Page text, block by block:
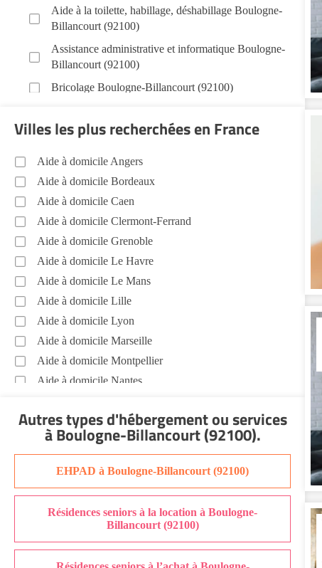
Aide à la toilette, habillage, déshabillage Boulogne-
Billancourt (92100)
Assistance administrative et informatique Boulogne-
Billancourt (92100)
Bricolage Boulogne-Billancourt (92100)
Jardinage Boulogne-Billancourt (92100)
Aide aux courses Boulogne-Billancourt (92100)
Entretien du cadre de vie, ménage, repassage,
gestion du linge Boulogne-Billancourt (92100)
Portage de repas Boulogne-Billancourt (92100)
Sorties (promenades, rendez-vous médicaux...)
Boulogne-Billancourt (92100)
Promenade animaux de compagnie Boulogne-
Billancourt (92100)
Soins esthétiques Boulogne-Billancourt (92100)
Voir toutes les aides à domicile à Boulogne-Billancourt
(92100)
Villes les plus recherchées en France
Aide à domicile Angers
Aide à domicile Bordeaux
Aide à domicile Caen
Aide à domicile Clermont-Ferrand
Aide à domicile Grenoble
Aide à domicile Le Havre
Aide à domicile Le Mans
Aide à domicile Lille
Aide à domicile Lyon
Aide à domicile Marseille
Aide à domicile Montpellier
Aide à domicile Nantes
Aide à domicile Nîmes
Aide à domicile Orléans
Aide à domicile Perpignan
Aide à domicile Rennes
Aide à domicile Saint-Etienne
Aide à domicile Toulouse
Recherche par ville
Autres types d'hébergement ou services
à Boulogne-Billancourt (92100).
EHPAD à Boulogne-Billancourt (92100)
Résidences seniors à la location à Boulogne-
Billancourt (92100)